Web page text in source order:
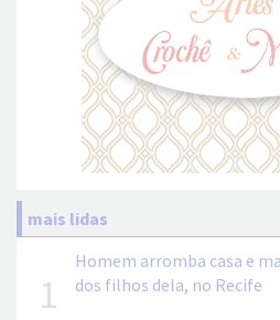
mais lidas
1
Homem arromba casa e
dos filhos dela, no Recife